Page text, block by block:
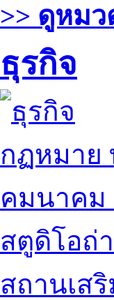
>> ดูหม
ธุรกิจ
กฏหมาย
คมนาคม
สตูดิโอถ่
สถานเส